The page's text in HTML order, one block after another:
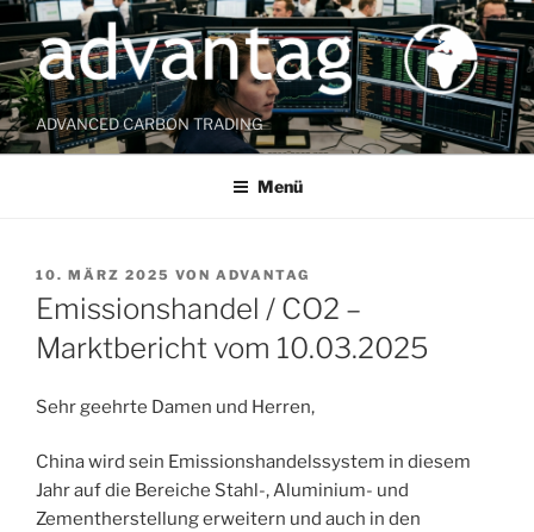
Zum
Inhalt
springen
ADVANCED CARBON TRADING
Menü
VERÖFFENTLICHT
AM
10. MÄRZ 2025 VON ADVANTAG
Emissionshandel / CO2 –
Marktbericht vom 10.03.2025
Sehr geehrte Damen und Herren,
China wird sein Emissionshandelssystem in diesem
Jahr auf die Bereiche Stahl-, Aluminium- und
Zementherstellung erweitern und auch in den